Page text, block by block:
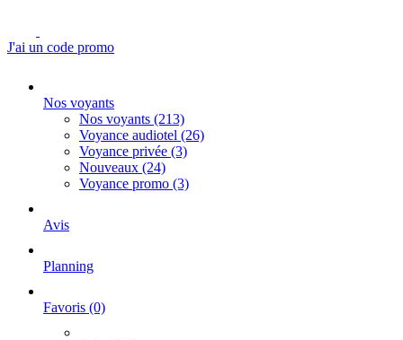
J'ai un code promo
Nos voyants
Nos voyants (213)
Voyance audiotel (26)
Voyance privée (3)
Nouveaux (24)
Voyance promo (3)
Avis
Planning
Favoris (0)